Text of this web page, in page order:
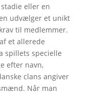
eller en
udvælger et unikt
til medlemmer.
et allerede
spillets specielle
efter navn,
clans angiver
Når man